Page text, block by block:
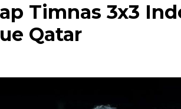
Timnas 3x3
Qatar